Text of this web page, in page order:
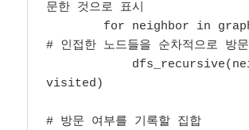
문한 것으로 표시
# 인접한 노드들을 순차적으로 방문
visited)
# 방문 여부를 기록할 집합